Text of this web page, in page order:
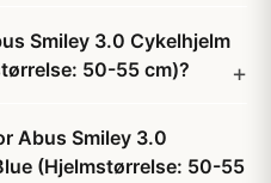
Smiley 3.0 Cykelhjelm
50-55 cm)?
Abus Smiley 3.0
(Hjelmstørrelse: 50-55